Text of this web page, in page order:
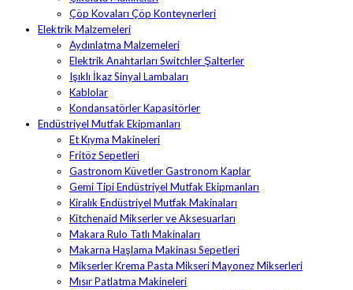
Çöp Kovaları Çöp Konteynerleri
Elektrik Malzemeleri
Aydınlatma Malzemeleri
Elektrik Anahtarları Switchler Şalterler
Işıklı İkaz Sinyal Lambaları
Kablolar
Kondansatörler Kapasitörler
Endüstriyel Mutfak Ekipmanları
Et Kıyma Makineleri
Fritöz Sepetleri
Gastronom Küvetler Gastronom Kaplar
Gemi Tipi Endüstriyel Mutfak Ekipmanları
Kiralık Endüstriyel Mutfak Makinaları
Kitchenaid Mikserler ve Aksesuarları
Makara Rulo Tatlı Makinaları
Makarna Haşlama Makinası Sepetleri
Mikserler Krema Pasta Mikseri Mayonez Mikserleri
Mısır Patlatma Makineleri